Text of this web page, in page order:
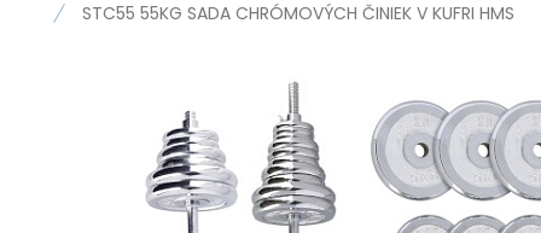
STC55 55KG SADA CHRÓMOVÝCH ČINIEK V KUFRI HMS